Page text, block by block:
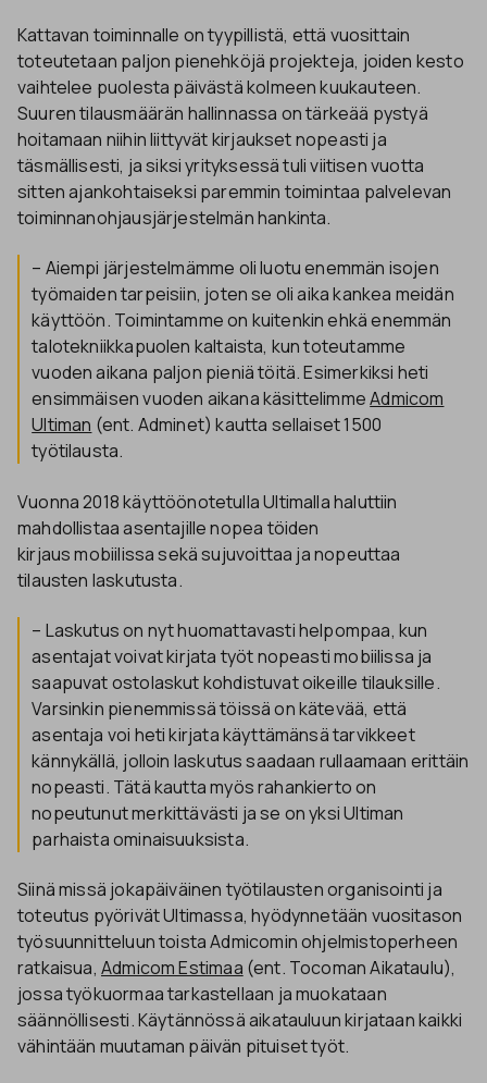
Kattavan toiminnalle on tyypillistä, että vuosittain
toteutetaan paljon pienehköjä projekteja, joiden kesto
vaihtelee puolesta päivästä kolmeen kuukauteen.
Suuren tilausmäärän hallinnassa on tärkeää pystyä
hoitamaan niihin liittyvät kirjaukset nopeasti ja
täsmällisesti, ja siksi yrityksessä tuli viitisen vuotta
sitten ajankohtaiseksi paremmin toimintaa palvelevan
toiminnanohjausjärjestelmän hankinta.
– Aiempi järjestelmämme oli luotu enemmän isojen
työmaiden tarpeisiin, joten se oli aika kankea meidän
käyttöön. Toimintamme on kuitenkin ehkä enemmän
talotekniikkapuolen kaltaista, kun toteutamme
vuoden aikana paljon pieniä töitä. Esimerkiksi heti
ensimmäisen vuoden aikana käsittelimmeAdmicom
Ultiman (ent. Adminet) kautta sellaiset 1500
työtilausta.
Vuonna 2018 käyttöönotetulla Ultimalla haluttiin
mahdollistaa asentajille nopea töiden
kirjaus mobiilissa sekä sujuvoittaa ja nopeuttaa
tilausten laskutusta.
– Laskutus on nyt huomattavasti helpompaa, kun
asentajat voivat kirjata työt nopeasti mobiilissa ja
saapuvat ostolaskut kohdistuvat oikeille tilauksille.
Varsinkin pienemmissä töissä on kätevää, että
asentaja voi heti kirjata käyttämänsä tarvikkeet
kännykällä, jolloin laskutus saadaan rullaamaan erittäin
nopeasti. Tätä kautta myös rahankierto on
nopeutunut merkittävästi ja se on yksi Ultiman
parhaista ominaisuuksista.
Siinä missä jokapäiväinen työtilausten organisointi ja
toteutus pyörivät Ultimassa, hyödynnetään vuositason
työsuunnitteluun toista Admicomin ohjelmistoperheen
ratkaisua, Admicom Estimaa (ent. Tocoman Aikataulu),
jossa työkuormaa tarkastellaan ja muokataan
säännöllisesti. Käytännössä aikatauluun kirjataan kaikki
vähintään muutaman päivän pituiset työt.